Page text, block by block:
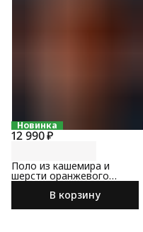
Новинка
12 990 ₽
Поло из кашемира и
шерсти оранжевого
В корзину